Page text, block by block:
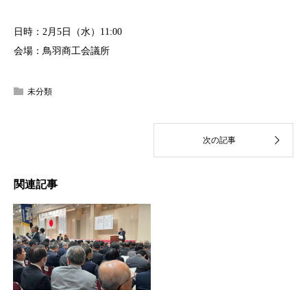
日時：2月5日（水）11:00
会場：鳥羽商工会議所
未分類
関連記事